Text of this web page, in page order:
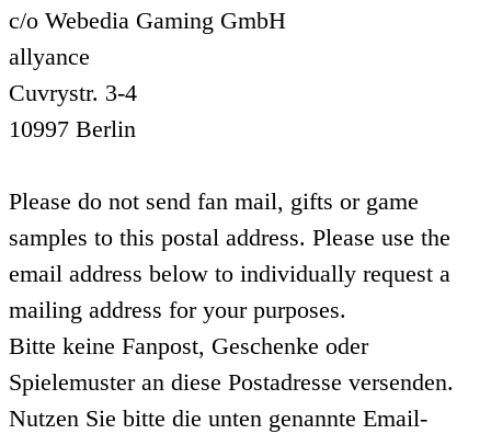
c/o Webedia Gaming GmbH
allyance
Cuvrystr. 3-4
10997 Berlin
Please do not send fan mail, gifts or game
samples to this postal address. Please use the
email address below to individually request a
mailing address for your purposes.
Bitte keine Fanpost, Geschenke oder
Spielemuster an diese Postadresse versenden.
Nutzen Sie bitte die unten genannte Email-